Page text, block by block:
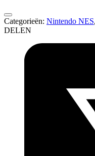
Categorieën: Nintendo NES,
DELEN